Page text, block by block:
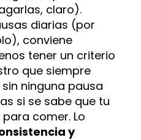
claro).
diarias (por
conviene
tener un criterio
que siempre
ninguna pausa
si se sabe que tu
comer. Lo
y